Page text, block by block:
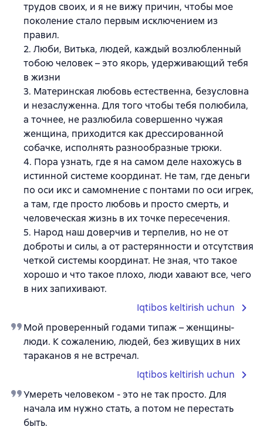
трудов своих, и я не вижу причин, чтобы мое
поколение стало первым исключением из
правил.
2. Люби, Витька, людей, каждый возлюбленный
тобою человек – это якорь, удерживающий тебя
в жизни
3. Материнская любовь естественна, безусловна
и незаслуженна. Для того чтобы тебя полюбила,
а точнее, не разлюбила совершенно чужая
женщина, приходится как дрессированной
собачке, исполнять разнообразные трюки.
4. Пора узнать, где я на самом деле нахожусь в
истинной системе координат. Не там, где деньги
по оси икс и самомнение с понтами по оси игрек,
а там, где просто любовь и просто смерть, и
человеческая жизнь в их точке пересечения.
5. Народ наш доверчив и терпелив, но не от
доброты и силы, а от растерянности и отсутствия
четкой системы координат. Не зная, что такое
хорошо и что такое плохо, люди хавают все, чего
в них запихивают.
Iqtibos keltirish uchun
Мой проверенный годами типаж – женщины-
люди. К сожалению, людей, без живущих в них
тараканов я не встречал.
Iqtibos keltirish uchun
Умереть человеком - это не так просто. Для
начала им нужно стать, а потом не перестать
быть.